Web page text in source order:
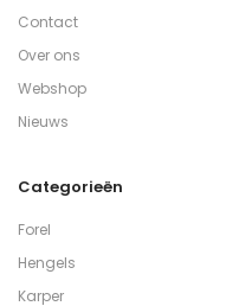
Contact
Over ons
Webshop
Nieuws
Categorieën
Forel
Hengels
Karper